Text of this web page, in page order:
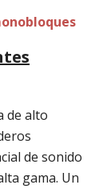
de alto
de sonido
gama. Un